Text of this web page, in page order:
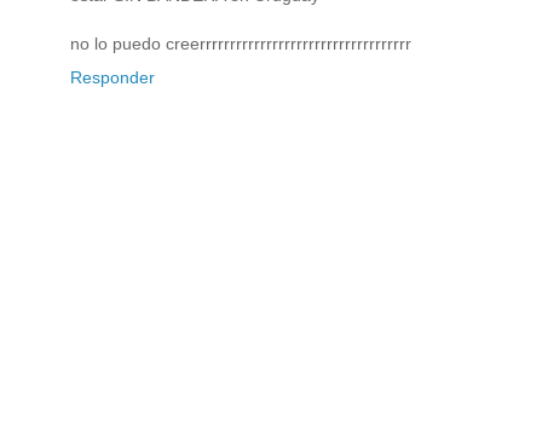
no lo puedo creerrrrrrrrrrrrrrrrrrrrrrrrrrrrrrrrrrr
Responder